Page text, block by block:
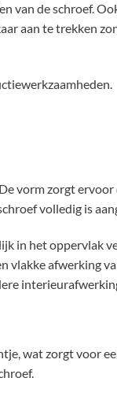
van de schroef.
aan te trekken
vorm zorgt ervoor
volledig is
in het oppervlak
vlakke afwerking
wat zorgt voor